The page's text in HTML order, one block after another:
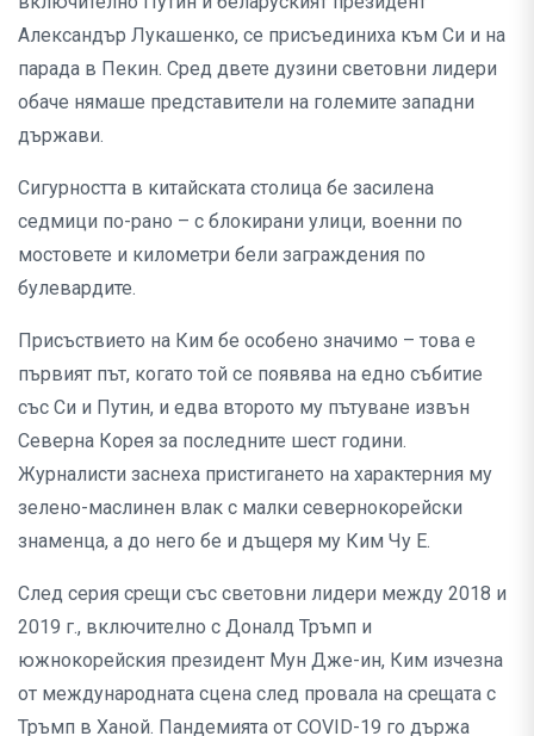
Александър Лукашенко, се присъединиха към Си и на
парада в Пекин. Сред двете дузини световни лидери
обаче нямаше представители на големите западни
държави.
Сигурността в китайската столица бе засилена
седмици по-рано – с блокирани улици, военни по
мостовете и километри бели заграждения по
булевардите.
Присъствието на Ким бе особено значимо – това е
първият път, когато той се появява на едно събитие
със Си и Путин, и едва второто му пътуване извън
Северна Корея за последните шест години.
Журналисти заснеха пристигането на характерния му
зелено-маслинен влак с малки севернокорейски
знаменца, а до него бе и дъщеря му Ким Чу Е.
След серия срещи със световни лидери между 2018 и
2019 г., включително с Доналд Тръмп и
южнокорейския президент Мун Дже-ин, Ким изчезна
от международната сцена след провала на срещата с
Тръмп в Ханой. Пандемията от COVID-19 го държа